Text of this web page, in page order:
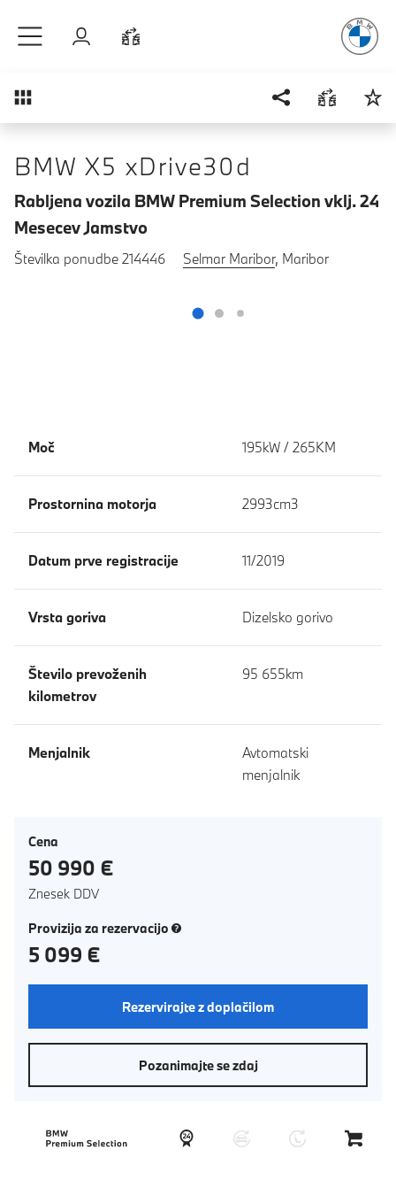
Prijava
Pregled
BMW X5 xDrive30d
Rabljena vozila BMW Premium Selection vklj. 24
Mesecev Jamstvo
Številka ponudbe 214446 Selmar Maribor, Maribor
Moč 195kW / 265KM
Prostornina motorja 2993cm3
Datum prve registracije 11/2019
Vrsta goriva Dizelsko gorivo
Število prevoženih
kilometrov
95 655km
Menjalnik
Avtomatski
menjalnik
Cena
50 990 €
Znesek DDV
Provizija za rezervacijo (novo okno)
5 099 €
Rezervirajte z doplačilom
Pozanimajte se zdaj